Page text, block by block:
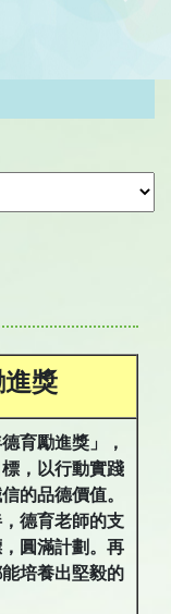
獎
育勵進獎」，
，以行動實踐
的品德價值。
德育老師的支
圓滿計劃。再
培養出堅毅的